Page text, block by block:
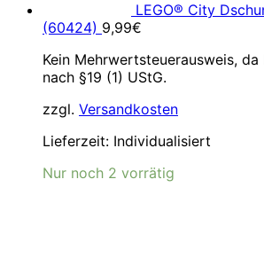
LEGO® City
(60424) 9,99€
Kein Mehrwertsteuerausweis, da
nach §19 (1) UStG.
zzgl. Versandkosten
Lieferzeit: Individualisiert
Nur noch 2 vorrätig